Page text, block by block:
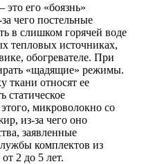
его «боязнь»
чего постельные
в слишком горячей воде
тепловых источниках,
обогревателе. При
«щадящие» режимы.
ткани относят ее
статическое
микроволокно со
из-за чего оно
заявленные
комплектов из
2 до 5 лет.